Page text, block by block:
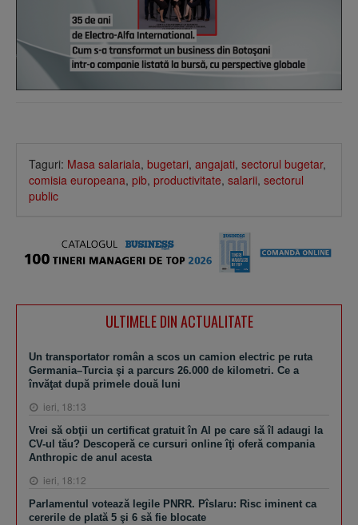
Taguri: Masa salariala, bugetari, angajati, sectorul bugetar,
comisia europeana, pib, productivitate, salarii, sectorul
public
ULTIMELE DIN ACTUALITATE
Un transportator român a scos un camion electric pe ruta
Germania–Turcia şi a parcurs 26.000 de kilometri. Ce a
învăţat după primele două luni
ieri, 18:13
Vrei să obţii un certificat gratuit în AI pe care să îl adaugi la
CV-ul tău? Descoperă ce cursuri online îţi oferă compania
Anthropic de anul acesta
ieri, 18:12
Parlamentul votează legile PNRR. Pîslaru: Risc iminent ca
cererile de plată 5 şi 6 să fie blocate